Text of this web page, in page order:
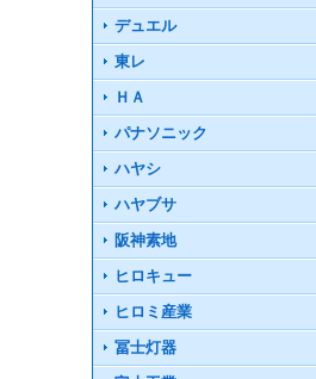
デュエル
東レ
ＨＡ
パナソニック
ハヤシ
ハヤブサ
阪神素地
ヒロキュー
ヒロミ産業
冨士灯器